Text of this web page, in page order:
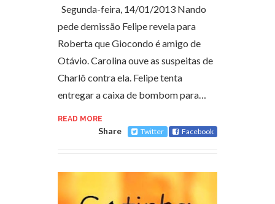
Segunda-feira, 14/01/2013 Nando
pede demissão Felipe revela para
Roberta que Giocondo é amigo de
Otávio. Carolina ouve as suspeitas de
Charlô contra ela. Felipe tenta
entregar a caixa de bombom para…
READ MORE
Share Twitter Facebook